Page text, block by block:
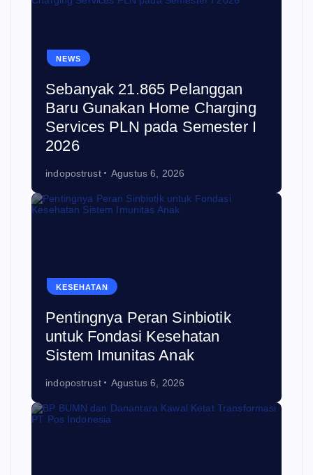
NEWS
Sebanyak 21.865 Pelanggan
Baru Gunakan Home Charging
Services PLN pada Semester I
2026
indopostrust Agustus 6, 2026
KESEHATAN
Pentingnya Peran Sinbiotik
untuk Fondasi Kesehatan
Sistem Imunitas Anak
indopostrust Agustus 6, 2026